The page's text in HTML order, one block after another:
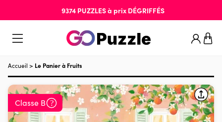
9374 PUZZLESà prix DÉGRIFFÉS
Accueil > Le Panier à Fruits
Classe B